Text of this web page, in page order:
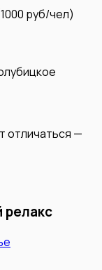
руб/чел)
отличаться —
релакс